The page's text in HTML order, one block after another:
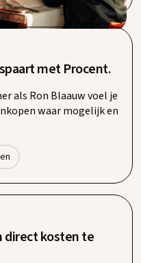
met Procent.
als Ron Blaauw voel je
waar mogelijk en
direct kosten te